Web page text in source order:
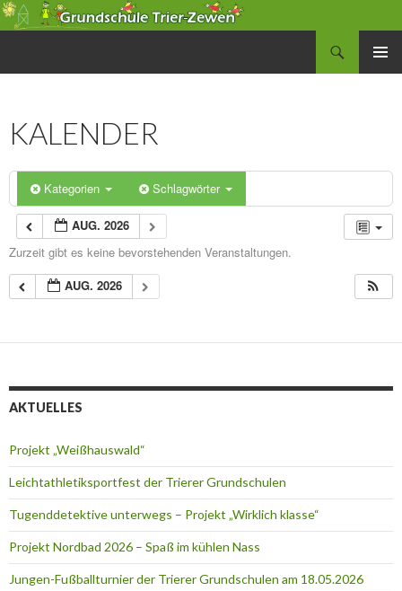
KALENDER
Kategorien Schlagwörter
AUG. 2026
Zurzeit gibt es keine bevorstehenden Veranstaltungen.
AUG. 2026
AKTUELLES
Projekt „Weißhauswald“
Leichtathletiksportfest der Trierer Grundschulen
Tugenddetektive unterwegs – Projekt „Wirklich klasse“
Projekt Nordbad 2026 – Spaß im kühlen Nass
Jungen-Fußballturnier der Trierer Grundschulen am 18.05.2026